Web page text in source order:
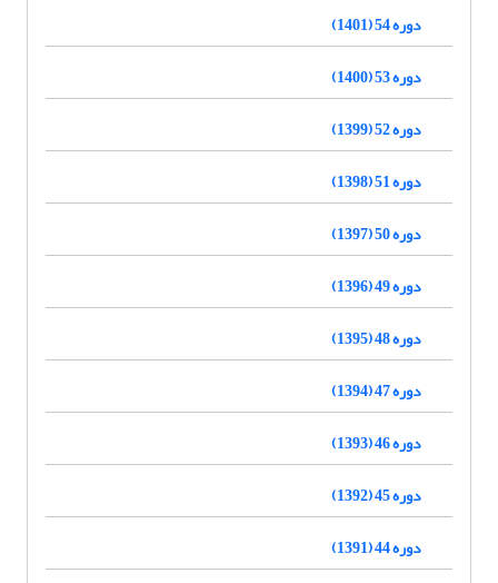
دوره 54 (1401)
دوره 53 (1400)
دوره 52 (1399)
دوره 51 (1398)
دوره 50 (1397)
دوره 49 (1396)
دوره 48 (1395)
دوره 47 (1394)
دوره 46 (1393)
دوره 45 (1392)
دوره 44 (1391)